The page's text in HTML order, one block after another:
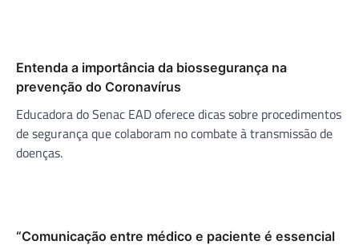
Entenda a importância da biossegurança na
prevenção do Coronavírus
Educadora do Senac EAD oferece dicas sobre procedimentos
de segurança que colaboram no combate à transmissão de
doenças.
“Comunicação entre médico e paciente é essencial